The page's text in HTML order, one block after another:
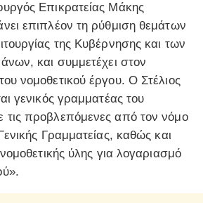
Επικρατείας Μάκης
επιπλέον τη ρύθμιση θεμάτων
της Κυβέρνησης και των
και συμμετέχει στον
νομοθετικού έργου. Ο Στέλιος
γενικός γραμματέας του
προβλεπόμενες από τον νόμο
Γραμματείας, καθώς και
ύλης για λογαριασμό